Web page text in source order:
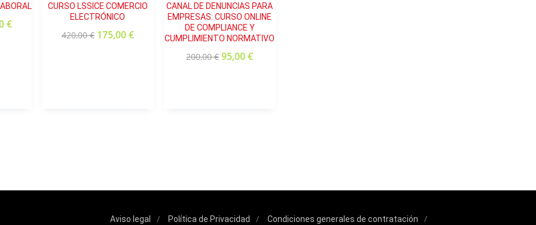
€
CURSO LSSICE COMERCIO
ELECTRÓNICO
420,00€ 175,00€
CANAL DE DENUNCIAS PARA
EMPRESAS: CURSO ONLINE
DE COMPLIANCE Y
CUMPLIMIENTO NORMATIVO
200,00€ 95,00€
Aviso legal Política de Privacidad Condiciones generales de contratación